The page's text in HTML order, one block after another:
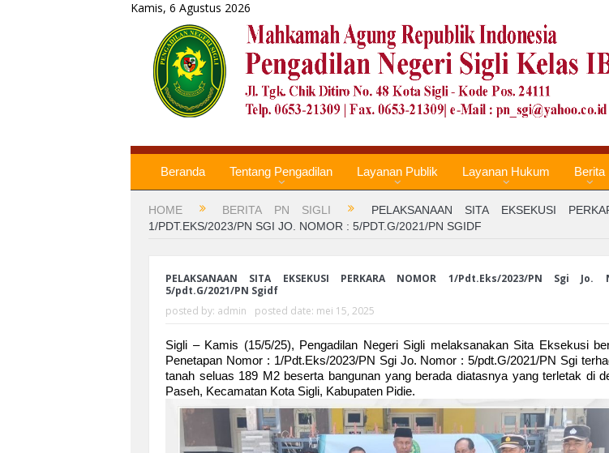
Kamis, 6 Agustus 2026
Beranda Tentang Pengadilan Layanan Publik Layanan Hukum Berita
HOME BERITA PN SIGLI
PELAKSANAAN SITA EKSEKUSI
1/PDT.EKS/2023/PN SGI JO. NOMOR : 5/PDT.G/2021/PN SGIDF
PELAKSANAAN SITA EKSEKUSI PERKARA NOMOR 1/Pdt.Eks/2023/PN Sgi Jo.
5/pdt.G/2021/PN Sgidf
posted by: admin posted date: mei 15, 2025
Sigli – Kamis (15/5/25), Pengadilan Negeri Sigli melaksanakan Sita Eksekusi
Penetapan Nomor : 1/Pdt.Eks/2023/PN Sgi Jo. Nomor : 5/pdt.G/2021/PN Sgi
tanah seluas 189 M2 beserta bangunan yang berada diatasnya yang terletak di
Paseh, Kecamatan Kota Sigli, Kabupaten Pidie.